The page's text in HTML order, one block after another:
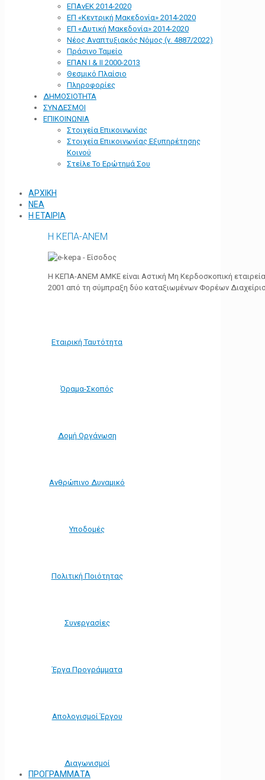
ΕΠΑνΕΚ 2014-2020
ΕΠ «Kεντρική Μακεδονία» 2014-2020
ΕΠ «Δυτική Μακεδονία» 2014-2020
Νέος Αναπτυξιακός Νόμος (ν. 4887/2022)
Πράσινο Ταμείο
ΕΠΑΝ Ι & ΙΙ 2000-2013
Θεσμικό Πλαίσιο
Πληροφορίες
ΔΗΜΟΣΙΟΤΗΤΑ
ΣΥΝΔΕΣΜΟΙ
ΕΠΙΚΟΙΝΩΝΙΑ
Στοιχεία Επικοινωνίας
Στοιχεία Επικοινωνίας Εξυπηρέτησης
Κοινού
Στείλε Το Ερώτημά Σου
ΑΡΧΙΚΗ
ΝΕΑ
Η ΕΤΑΙΡΙΑ
Η ΚΕΠΑ-ΑΝΕΜ
Η ΚΕΠΑ-ΑΝΕΜ ΑΜΚΕ είναι Αστική Μη Κερδοσκοπική
2001 από τη σύμπραξη δύο καταξιωμένων Φορέων
Εταιρική Ταυτότητα
Όραμα-Σκοπός
Δομή Οργάνωση
Ανθρώπινο Δυναμικό
Υποδομές
Πολιτική Ποιότητας
Συνεργασίες
Έργα Προγράμματα
Απολογισμοί Έργου
Διαγωνισμοί
ΠΡΟΓΡΑΜΜΑΤΑ